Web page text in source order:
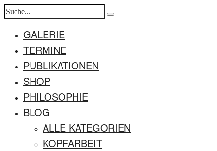
GALERIE
TERMINE
PUBLIKATIONEN
SHOP
PHILOSOPHIE
BLOG
ALLE KATEGORIEN
KOPFARBEIT